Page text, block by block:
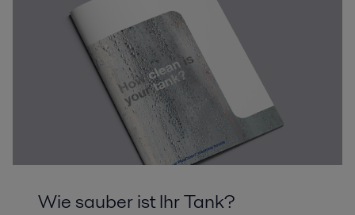
Wie sauber ist Ihr Tank?